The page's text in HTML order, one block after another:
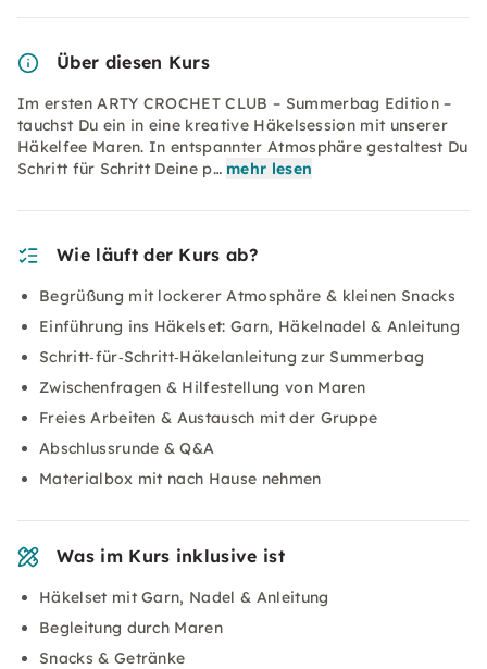
Über diesen Kurs
Im ersten ARTY CROCHET CLUB – Summerbag Edition –
tauchst Du ein in eine kreative Häkelsession mit unserer
Häkelfee Maren. In entspannter Atmosphäre gestaltest Du
Schritt für Schritt Deine p… mehr lesen
Wie läuft der Kurs ab?
Begrüßung mit lockerer Atmosphäre & kleinen Snacks
Einführung ins Häkelset: Garn, Häkelnadel & Anleitung
Schritt‑für‑Schritt‑Häkelanleitung zur Summerbag
Zwischenfragen & Hilfestellung von Maren
Freies Arbeiten & Austausch mit der Gruppe
Abschlussrunde & Q&A
Materialbox mit nach Hause nehmen
Was im Kurs inklusive ist
Häkelset mit Garn, Nadel & Anleitung
Begleitung durch Maren
Snacks & Getränke